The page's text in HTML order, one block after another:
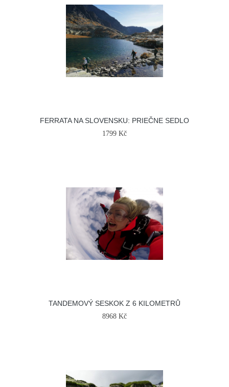
FERRATA NA SLOVENSKU: PRIEČNE SEDLO
1799 Kč
TANDEMOVÝ SESKOK Z 6 KILOMETRŮ
8968 Kč